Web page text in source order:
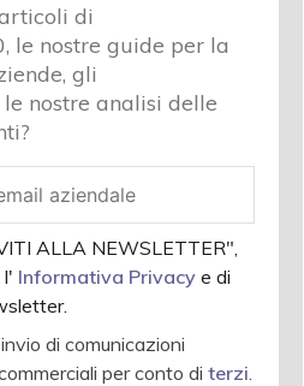
di
le nostre guide per la
gli
nostre analisi delle
ALLA NEWSLETTER",
l' Informativa Privacy e di
di comunicazioni
per conto di terzi